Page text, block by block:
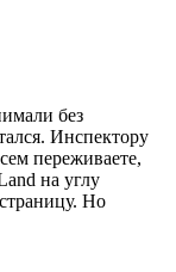
без
Инспектору
переживаете,
на углу
Но